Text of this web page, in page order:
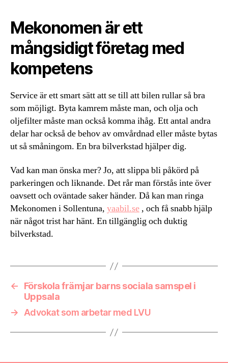
Mekonomen är ett
mångsidigt företag med
kompetens
Service är ett smart sätt att se till att bilen rullar så bra
som möjligt. Byta kamrem måste man, och olja och
oljefilter måste man också komma ihåg. Ett antal andra
delar har också de behov av omvårdnad eller måste bytas
ut så småningom. En bra bilverkstad hjälper dig.
Vad kan man önska mer? Jo, att slippa bli påkörd på
parkeringen och liknande. Det rår man förstås inte över
oavsett och oväntade saker händer. Då kan man ringa
Mekonomen i Sollentuna, yaabil.se , och få snabb hjälp
när något trist har hänt. En tillgänglig och duktig
bilverkstad.
←
Förskola främjar barns sociala samspel i
Uppsala
→ Advokat som arbetar med LVU